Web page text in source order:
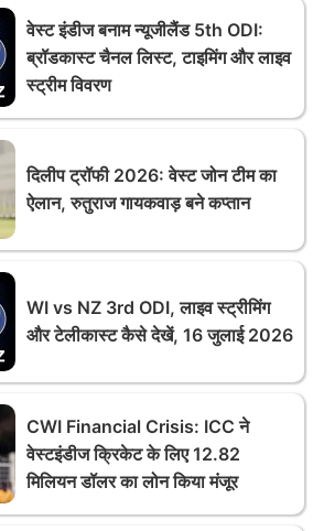
वेस्ट इंडीज बनाम न्यूजीलैंड 5th ODI:
ब्रॉडकास्ट चैनल लिस्ट, टाइमिंग और लाइव
स्ट्रीम विवरण
दिलीप ट्रॉफी 2026: वेस्ट जोन टीम का
ऐलान, रुतुराज गायकवाड़ बने कप्तान
WI vs NZ 3rd ODI, लाइव स्ट्रीमिंग
और टेलीकास्ट कैसे देखें, 16 जुलाई 2026
CWI Financial Crisis: ICC ने
वेस्टइंडीज क्रिकेट के लिए 12.82
मिलियन डॉलर का लोन किया मंजूर